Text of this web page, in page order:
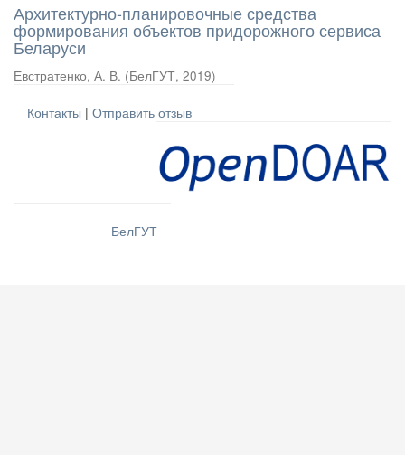
Архитектурно-планировочные средства
формирования объектов придорожного сервиса
Беларуси
Евстратенко, А. В. (БелГУТ, 2019)
Контакты | Отправить отзыв
БелГУТ